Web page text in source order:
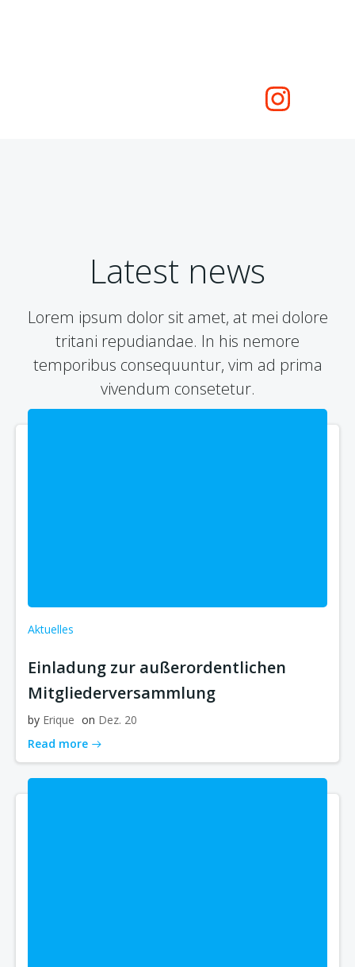
Latest news
Lorem ipsum dolor sit amet, at mei dolore
tritani repudiandae. In his nemore
temporibus consequuntur, vim ad prima
vivendum consetetur.
Aktuelles
Einladung zur außerordentlichen
Mitgliederversammlung
by Erique on Dez. 20
Read more